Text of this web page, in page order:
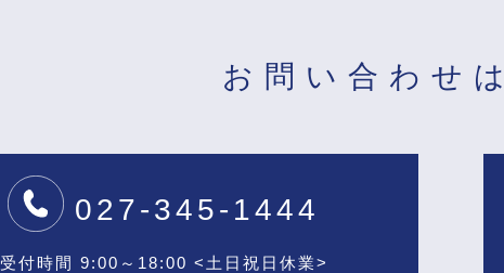
お問い合わせは
027-345-1444
受付時間 9:00～18:00 <土日祝日休業>